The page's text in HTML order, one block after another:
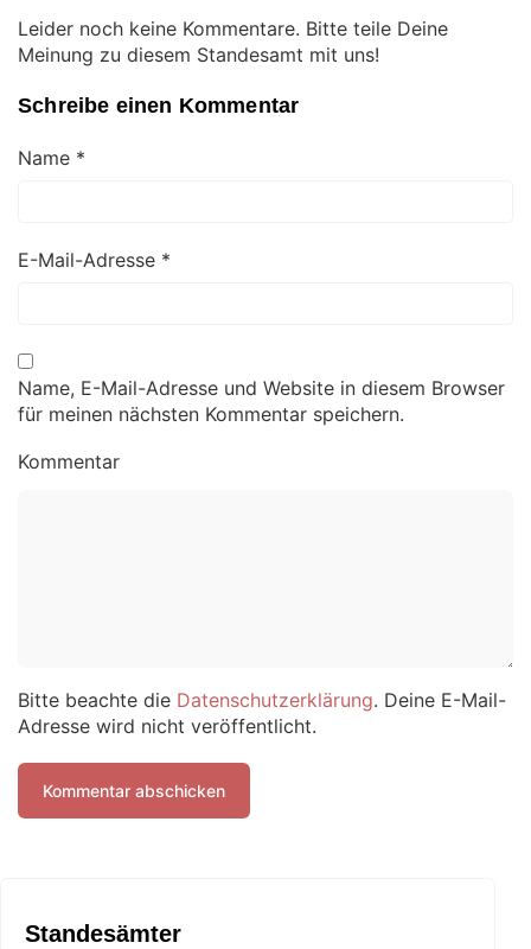
Leider noch keine Kommentare. Bitte teile Deine
Meinung zu diesem Standesamt mit uns!
Schreibe einen Kommentar
Name *
E-Mail-Adresse *
Name, E-Mail-Adresse und Website in diesem Browser
für meinen nächsten Kommentar speichern.
Kommentar
Bitte beachte die Datenschutzerklärung. Deine E-Mail-
Adresse wird nicht veröffentlicht.
Standesämter